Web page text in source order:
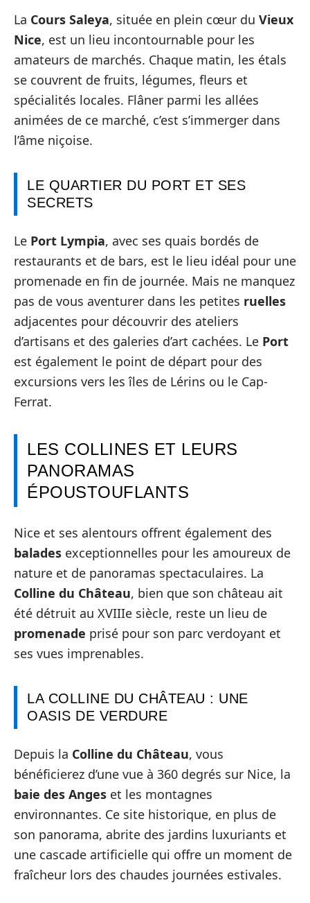
La Cours Saleya, située en plein cœur du Vieux
Nice, est un lieu incontournable pour les
amateurs de marchés. Chaque matin, les étals
se couvrent de fruits, légumes, fleurs et
spécialités locales. Flâner parmi les allées
animées de ce marché, c’est s’immerger dans
l’âme niçoise.
LE QUARTIER DU PORT ET SES
SECRETS
Le Port Lympia, avec ses quais bordés de
restaurants et de bars, est le lieu idéal pour une
promenade en fin de journée. Mais ne manquez
pas de vous aventurer dans les petites ruelles
adjacentes pour découvrir des ateliers
d’artisans et des galeries d’art cachées. Le Port
est également le point de départ pour des
excursions vers les îles de Lérins ou le Cap-
Ferrat.
LES COLLINES ET LEURS
PANORAMAS
ÉPOUSTOUFLANTS
Nice et ses alentours offrent également des
balades exceptionnelles pour les amoureux de
nature et de panoramas spectaculaires. La
Colline du Château, bien que son château ait
été détruit au XVIIIe siècle, reste un lieu de
promenade prisé pour son parc verdoyant et
ses vues imprenables.
LA COLLINE DU CHÂTEAU : UNE
OASIS DE VERDURE
Depuis la Colline du Château, vous
bénéficierez d’une vue à 360 degrés sur Nice, la
baie des Anges et les montagnes
environnantes. Ce site historique, en plus de
son panorama, abrite des jardins luxuriants et
une cascade artificielle qui offre un moment de
fraîcheur lors des chaudes journées estivales.